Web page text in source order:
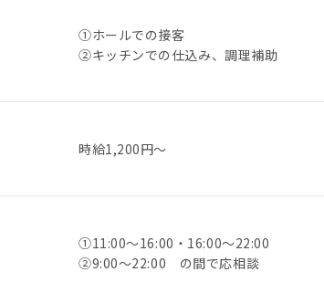
①ホールでの接客
②キッチンでの仕込み、調理補助
時給1,200円～
①11:00～16:00・16:00～22:00
②9:00～22:00 の間で応相談